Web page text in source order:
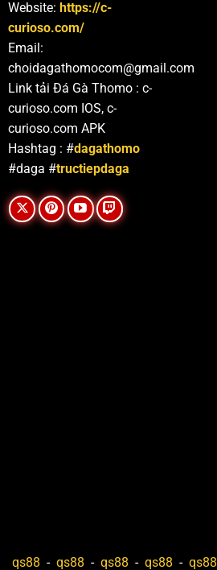
Website: https://c-
curioso.com/
Email:
choidagathomocom@gmail.com
Link tải Đá Gà Thomo : c-
curioso.com IOS, c-
curioso.com APK
Hashtag : #dagathomo
#daga #tructiepdaga
qs88 - qs88 - qs88 - qs88 - qs88